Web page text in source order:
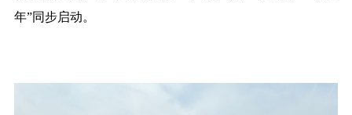
年”同步启动。